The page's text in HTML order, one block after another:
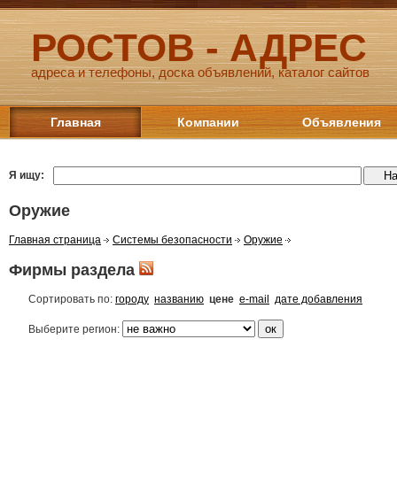
РОСТОВ - АДРЕС
адреса и телефоны, доска объявлений, каталог сайтов
Главная Компании Объявления
Я ищу:
Оружие
Главная страница Системы безопасности Оружие
Фирмы раздела
Сортировать по: городу названию цене e-mail дате добавления
Выберите регион: